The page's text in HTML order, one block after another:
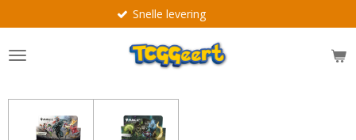
direct
naar
de
Snelle levering